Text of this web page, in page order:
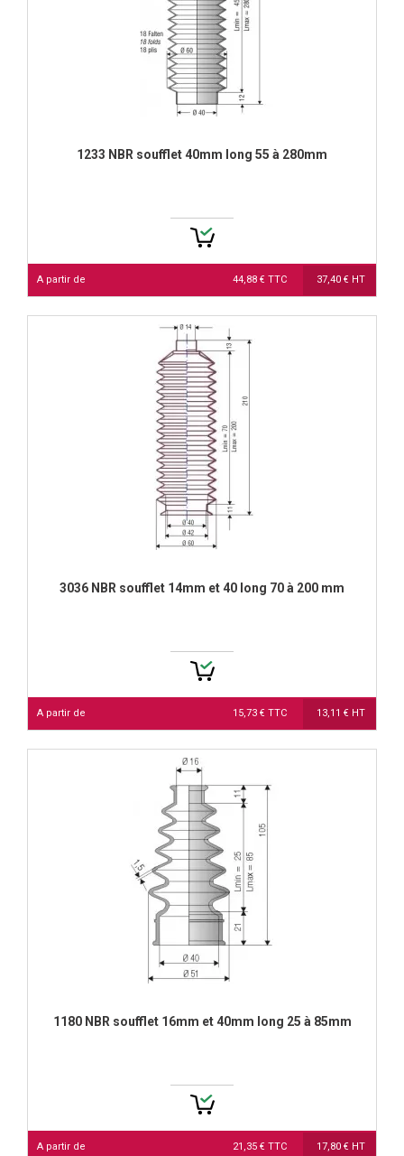
1233 NBR soufflet 40mm long 55 à 280mm
A partir de 44,88 € TTC 37,40 € HT
3036 NBR soufflet 14mm et 40 long 70 à 200 mm
A partir de 15,73 € TTC 13,11 € HT
1180 NBR soufflet 16mm et 40mm long 25 à 85mm
A partir de 21,35 € TTC 17,80 € HT